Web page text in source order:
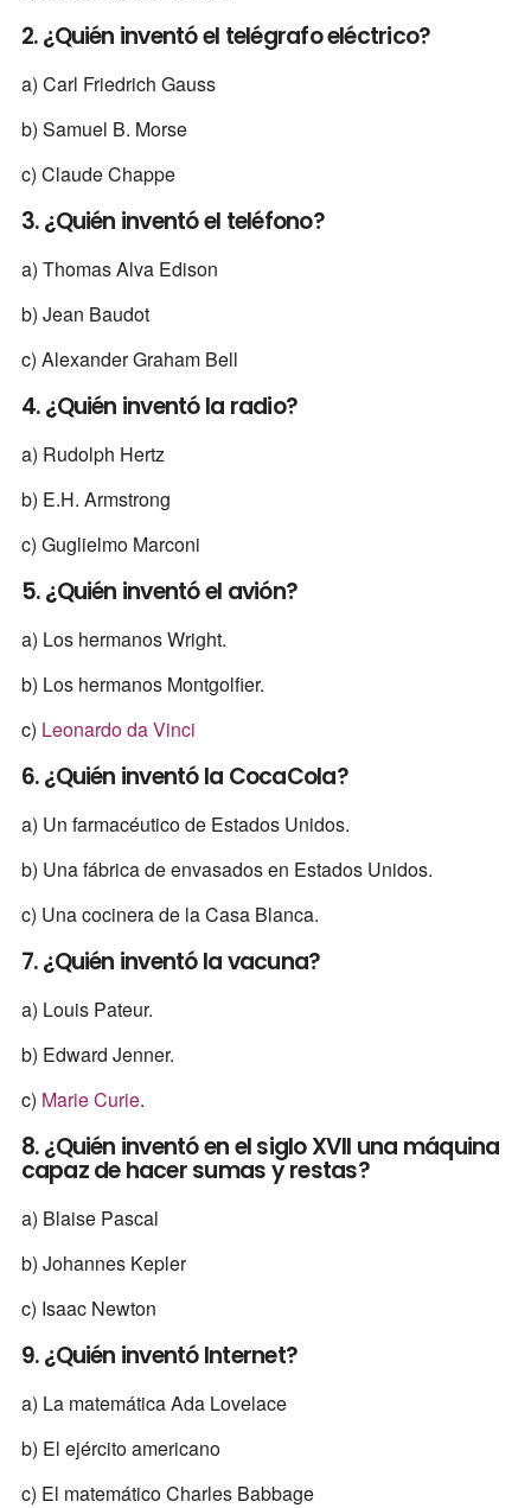
2. ¿Quién inventó el telégrafo eléctrico?
a) Carl Friedrich Gauss
b) Samuel B. Morse
c) Claude Chappe
3. ¿Quién inventó el teléfono?
a) Thomas Alva Edison
b) Jean Baudot
c) Alexander Graham Bell
4. ¿Quién inventó la radio?
a) Rudolph Hertz
b) E.H. Armstrong
c) Guglielmo Marconi
5. ¿Quién inventó el avión?
a) Los hermanos Wright.
b) Los hermanos Montgolfier.
c) Leonardo da Vinci
6. ¿Quién inventó la CocaCola?
a) Un farmacéutico de Estados Unidos.
b) Una fábrica de envasados en Estados Unidos.
c) Una cocinera de la Casa Blanca.
7. ¿Quién inventó la vacuna?
a) Louis Pateur.
b) Edward Jenner.
c) Marie Curie.
8. ¿Quién inventó en el siglo XVII una máquina
capaz de hacer sumas y restas?
a) Blaise Pascal
b) Johannes Kepler
c) Isaac Newton
9. ¿Quién inventó Internet?
a) La matemática Ada Lovelace
b) El ejército americano
c) El matemático Charles Babbage